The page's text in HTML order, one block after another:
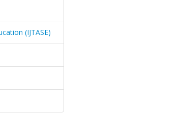
(IJTASE)